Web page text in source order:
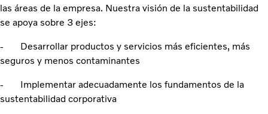
las áreas de la empresa. Nuestra visión de la sustentabilidad
se apoya sobre 3 ejes:
- Desarrollar productos y servicios más eficientes, más
seguros y menos contaminantes
- Implementar adecuadamente los fundamentos de la
sustentabilidad corporativa